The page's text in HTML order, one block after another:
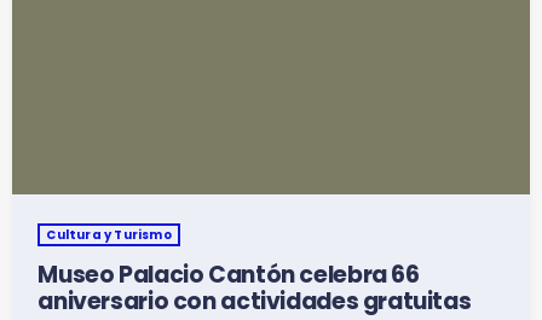
Cultura y Turismo
Museo Palacio Cantón celebra 66
aniversario con actividades gratuitas